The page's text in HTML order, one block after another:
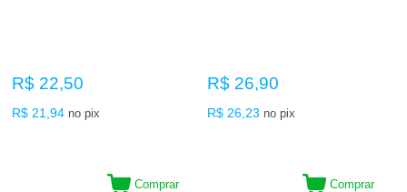
R$ 22,50
R$ 21,94 no pix
Comprar
R$ 26,90
R$ 26,23 no pix
Comprar